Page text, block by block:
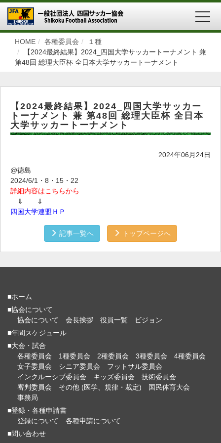
HOME 各種委員会
１種
【2024最終結果】2024_四国大学サッカートーナメント 兼
第48回 総理大臣杯 全日本大学サッカートーナメント
【2024最終結果】2024_四国大学サッカー
トーナメント 兼 第48回 総理大臣杯 全日本
大学サッカートーナメント
2024年06月24日
@徳島
2024/6/1・8・15・22
詳細内容はこちらから
⇓ ⇓
四国大学連盟ＨＰ
記事一覧へ トップページへ
■ホーム
■協会について
協会について
会長挨拶 役員一覧
ビジョン
■年間スケジュール
■大会・試合
各種委員会
1種委員会 2種委員会 3種委員会
4種委員会
女子委員会
シニア委員会
フットサル委員会
インクルーシブ委員会
キッズ委員会
技術委員会
審判委員会
その他 (医学、規律・裁定)
国民体育大会
事務局
■登録・各種申請書
登録について
各種申請について
■問い合わせ